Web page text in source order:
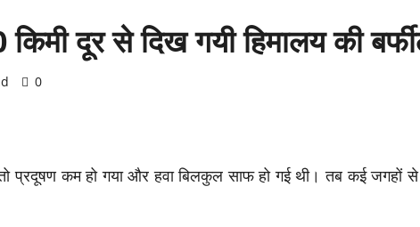
दूर से दिख गयी हिमालय की
0
प्रदूषण कम हो गया और हवा बिलकुल साफ हो गई थी। तब कई जगहों से